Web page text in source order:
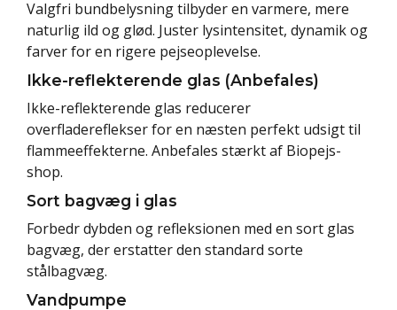
Valgfri bundbelysning tilbyder en varmere, mere
naturlig ild og glød. Juster lysintensitet, dynamik og
farver for en rigere pejseoplevelse.
Ikke-reflekterende glas (Anbefales)
Ikke-reflekterende glas reducerer
overfladereflekser for en næsten perfekt udsigt til
flammeeffekterne. Anbefales stærkt af Biopejs-
shop.
Sort bagvæg i glas
Forbedr dybden og refleksionen med en sort glas
bagvæg, der erstatter den standard sorte
stålbagvæg.
Vandpumpe